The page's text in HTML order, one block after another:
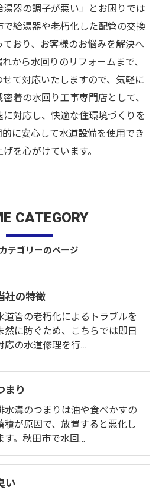
湯器の調子が悪い」とお困りでは
で給湯器や老朽化した配管の交換
おり、お客様のお悩みを解決へ
から水回りのリフォームまで、
て対応いたしますので、気軽に
着の水回り工事専門店として、
対応し、快適な住環境づくりを
に安心して水道設備を使用でき
を心がけています。
テゴリーのページ
CATEGORY
社の特徴
道管の老朽化によるトラブルを
然に防ぐため、こちらでは即日
応の水道修理を行…
まり
水溝のつまりは油や食べかすの
積が原因で、放置すると悪化し
す。秋田市で水回…
い